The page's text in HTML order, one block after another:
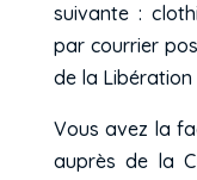
suivante :
par courrier
de la Libération
Vous avez la
auprès de la